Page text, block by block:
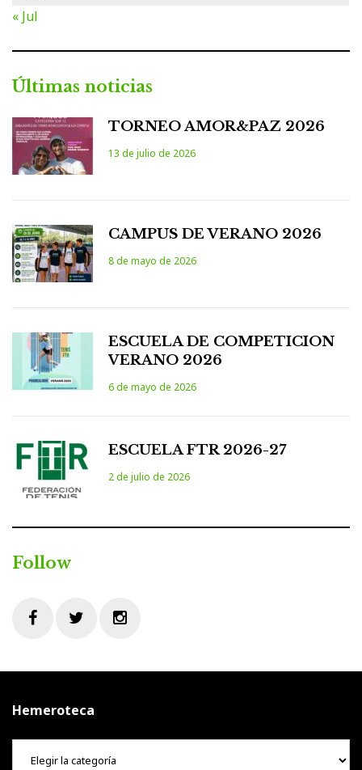
« Jul
Últimas noticias
TORNEO AMOR&PAZ 2026
13 de julio de 2026
CAMPUS DE VERANO 2026
8 de mayo de 2026
ESCUELA DE COMPETICION
VERANO 2026
6 de mayo de 2026
ESCUELA FTR 2026-27
2 de julio de 2026
Follow
Hemeroteca
Hemeroteca